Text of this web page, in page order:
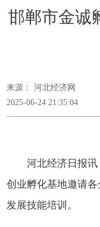
邯郸市金诚
来源： 河北经济网
2025-06-24 21:35:04
河北经济日报
创业孵化基地邀请
发展技能培训。